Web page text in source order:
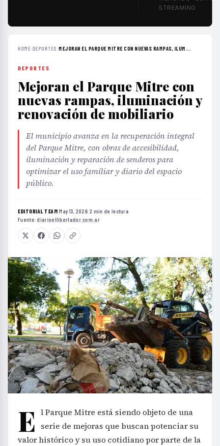
STREAMING
HOME›DEPORTES ›MEJORAN EL PARQUE MITRE CON NUEVAS RAMPAS, ILUM...
DEPORTES
Mejoran el Parque Mitre con
nuevas rampas, iluminación y
renovación de mobiliario
El municipio avanza en la recuperación integral
del Parque Mitre, con obras de accesibilidad,
iluminación y reparación de senderos para
optimizar el uso familiar y diario del espacio
público.
EDITORIAL TEAM·May 13, 2026·2 min de lectura·
Fuente:diarioellibertador.com.ar
E l Parque Mitre está siendo objeto de una
serie de mejoras que buscan potenciar su
valor histórico y su uso cotidiano por parte de la